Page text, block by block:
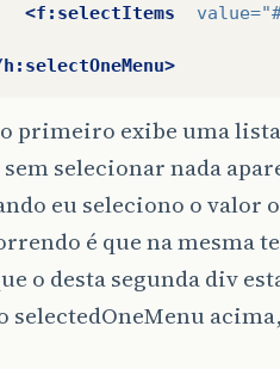
<f:selectItems
value=
primeiro exibe uma
selecionar nada
eu seleciono o valor
é que na mesma
o desta segunda div
selectedOneMenu